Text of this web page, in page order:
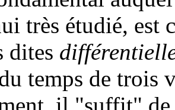
très étudié, est
dites
temps de trois
il "suffit"